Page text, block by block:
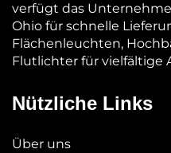
verfügt das
Ohio für schnelle
Flächenleuchten,
Flutlichter für vielfältige
Nützliche Links
Über uns